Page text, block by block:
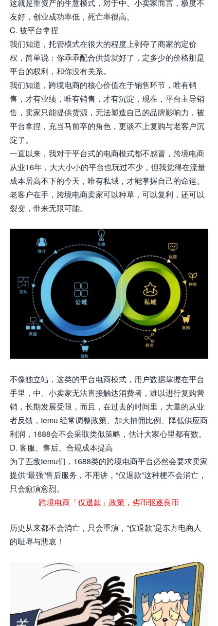
这就是重资产的生意模式，对于中、小卖家而言，极度不
友好，创业成功率低，死亡率很高。
C. 被平台拿捏
我们知道，托管模式在很大的程度上剥夺了商家的定价
权，简单说：你乖乖配合供货就好了，定多少的价格那是
平台的权利，和你没有关系。
我们知道，跨境电商的核心价值在于销售环节，唯有销
售，才有业绩，唯有销售，才有沉淀，现在，平台主导销
售，卖家只能提供货源，无法塑造自己的品牌影响力，被
平台拿捏，充当马前卒的角色，更谈不上复购与老客户沉
淀了。
一直以来，我对于平台式的电商模式都不感冒，跨境电商
从业16年，大大小小的平台也玩过不少，但我觉得在流量
成本居高不下的今天，唯有私域，才能掌握自己的命运。
老客户在手，跨境电商卖家可以种草，可以复利，还可以
裂变，带来无限可能。
不像独立站，这类的平台电商模式，用户数据掌握在平台
手里，中、小卖家无法直接触达消费者，难以进行复购营
销，长期发展受限，而且，在过去的时间里，大量的从业
者反馈，temu 经常调整政策、加大抽佣比例、降低供应商
利润，1688会不会采取类似策略，估计大家心里都有数。
D. 客服、售后、合规成本提高
为了匹敌temu们，1688类的跨境电商平台必然会要求卖家
提供“最强”售后服务，不用讲，“仅退款”这种梗不会消亡，
只会愈演愈烈。
跨境电商「仅退款」政策，劣币驱逐良币
历史从来都不会消亡，只会重演，“仅退款”是东方电商人
的耻辱与悲哀！